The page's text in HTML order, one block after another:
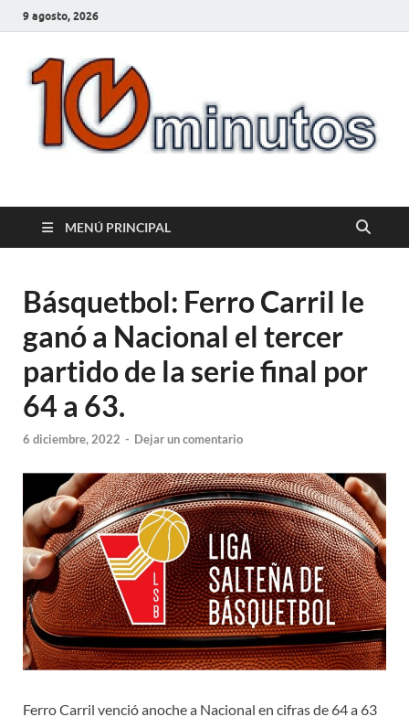
9 agosto, 2026
10minutos.com.uy
MENÚ PRINCIPAL
Básquetbol: Ferro Carril le
ganó a Nacional el tercer
partido de la serie final por
64 a 63.
6 diciembre, 2022 - Dejar un comentario
Ferro Carril venció anoche a Nacional en cifras de 64 a 63